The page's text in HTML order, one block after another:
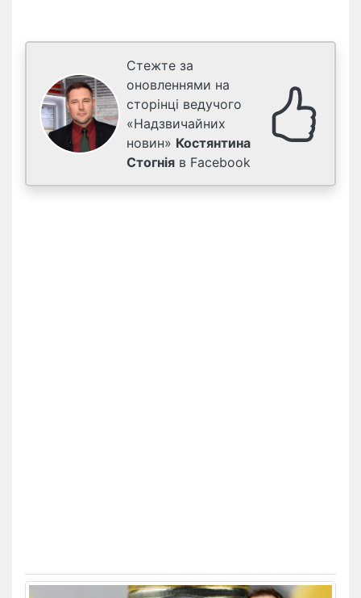
Стежте за
оновленнями на
сторінці ведучого
«Надзвичайних
новин» Костянтина
Стогнія в Facebook